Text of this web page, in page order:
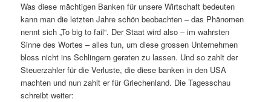
Was diese mächtigen Banken für unsere Wirtschaft bedeuten
kann man die letzten Jahre schön beobachten – das Phänomen
nennt sich „To big to fail“. Der Staat wird also – im wahrsten
Sinne des Wortes – alles tun, um diese grossen Unternehmen
bloss nicht ins Schlingern geraten zu lassen. Und so zahlt der
Steuerzahler für die Verluste, die diese banken in den USA
machten und nun zahlt er für Griechenland. Die Tagesschau
schreibt weiter: